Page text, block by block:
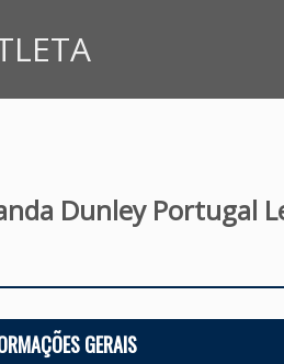
Dunley Portugal
GERAIS